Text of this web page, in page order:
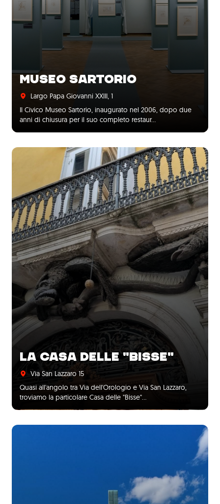
MUSEO SARTORIO
Largo Papa Giovanni XXIII, 1
Il Civico Museo Sartorio, inaugurato nel 2006, dopo due
anni di chiusura per il suo completo restaur…
LA CASA DELLE "BISSE"
Via San Lazzaro 15
Quasi all'angolo tra Via dell'Orologio e Via San Lazzaro,
troviamo la particolare Casa delle "Bisse"…